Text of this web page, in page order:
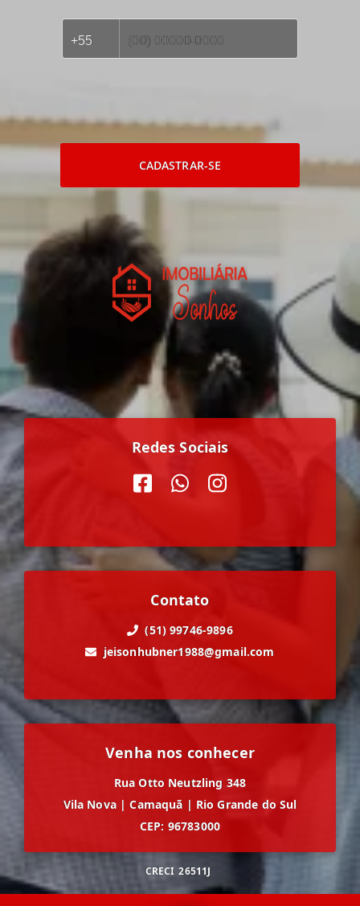
CADASTRAR-SE
Redes Sociais
Contato
(51) 99746-9896
jeisonhubner1988@gmail.com
Venha nos conhecer
Rua Otto Neutzling 348
Vila Nova | Camaquã | Rio Grande do Sul
CEP: 96783000
CRECI 26511J